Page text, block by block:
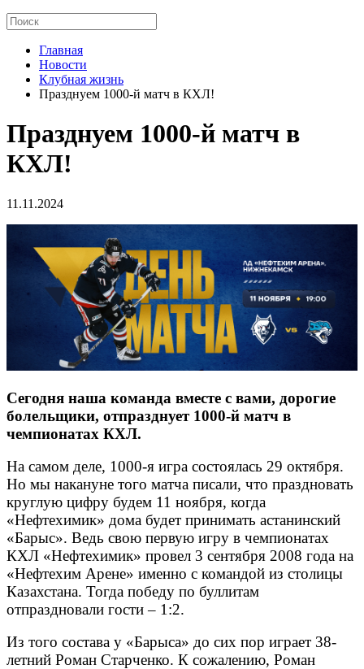
Главная
Новости
Клубная жизнь
Празднуем 1000-й матч в КХЛ!
Празднуем 1000-й матч в
КХЛ!
11.11.2024
Сегодня наша команда вместе с вами, дорогие
болельщики, отпразднует 1000-й матч в
чемпионатах КХЛ.
На самом деле, 1000-я игра состоялась 29 октября.
Но мы накануне того матча писали, что праздновать
круглую цифру будем 11 ноября, когда
«Нефтехимик» дома будет принимать астанинский
«Барыс». Ведь свою первую игру в чемпионатах
КХЛ «Нефтехимик» провел 3 сентября 2008 года на
«Нефтехим Арене» именно с командой из столицы
Казахстана. Тогда победу по буллитам
отпраздновали гости – 1:2.
Из того состава у «Барыса» до сих пор играет 38-
летний Роман Старченко. К сожалению, Роман